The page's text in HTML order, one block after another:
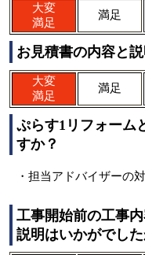
大変
満足
満足
お見積書の内容と
大変
満足
満足
ぷらす1リフォーム
すか？
・担当アドバイザーの
工事開始前の工事
説明はいかがでした